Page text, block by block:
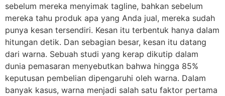
sebelum mereka menyimak tagline, bahkan sebelum
mereka tahu produk apa yang Anda jual, mereka sudah
punya kesan tersendiri. Kesan itu terbentuk hanya dalam
hitungan detik. Dan sebagian besar, kesan itu datang
dari warna. Sebuah studi yang kerap dikutip dalam
dunia pemasaran menyebutkan bahwa hingga 85%
keputusan pembelian dipengaruhi oleh warna. Dalam
banyak kasus, warna menjadi salah satu faktor pertama